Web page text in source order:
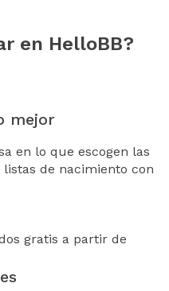
en HelloBB?
mejor
en lo que escogen las
de nacimiento con
gratis a partir de